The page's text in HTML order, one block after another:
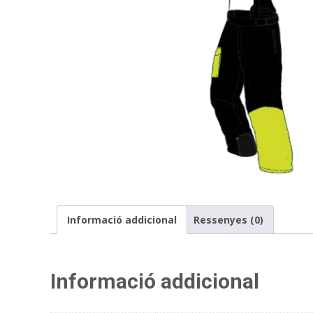
Informació addicional Ressenyes (0)
Informació addicional